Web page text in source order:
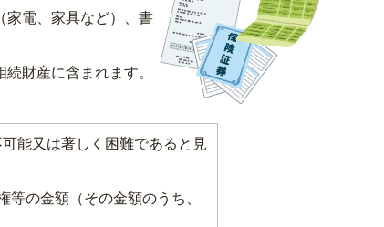
家電、家具など）、書
財産に含まれます。
能又は著しく困難であると見
の金額（その金額のうち、